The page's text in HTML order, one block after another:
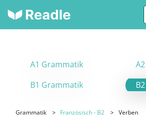
A1 Grammatik
B1 Grammatik
Grammatik Französisch - B2 Verben